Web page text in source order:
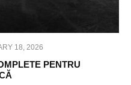
18, 2026
PENTRU